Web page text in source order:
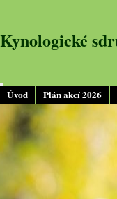
Úvod Plán akcí 2026
Kynologické